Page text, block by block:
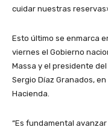
cuidar nuestras
Esto último se enmarca
viernes el Gobierno
Massa y el presidente
Sergio Díaz Granados,
Hacienda.
“Es fundamental